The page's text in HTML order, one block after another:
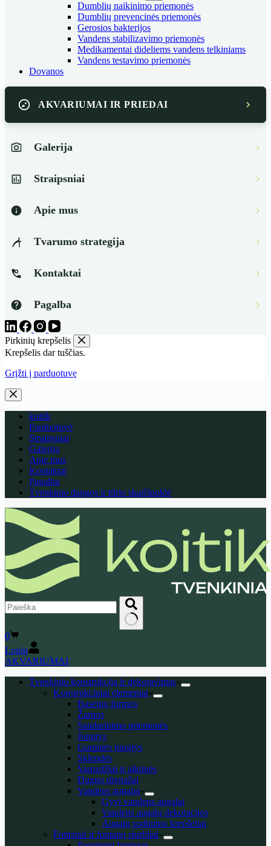
Dumblių naikinimo priemonės
Dumblių prevencinės priemonės
Gerosios bakterijos
Vandens stabilizavimo priemonės
Medikamentai dideliems vandens telkiniams
Vandens testavimo priemonės
Dovanos
AKVARIUMAI IR PRIEDAI
Galerija
Straipsniai
Apie mus
Tvarumo strategija
Kontaktai
Pagalba
Pirkinių krepšelis
Krepšelis dar tuščias.
Grįžti į parduotuvę
koitik
Parduotuvė
Straipsniai
Galerija
Apie mus
Kontaktai
Pagalba
Tvenkinio dangos ir tūrio skaičiuoklė
No
results
Shopping
cart
0
Login
AKVARIUMAI
Tvenkinio konstrukcija ir dekoravimas
Konstrukciniai elementai
Baseinų formos
Žarnos
Sandarinimo priemonės
Jungtys
Guminės jungtys
Sklendės
Vamzdžiai ir alkūnės
Dugno drenažai
Vandens augalai
Gyvi vandens augalai
Vandens augalų dekoracijos
Augalų sodinimo krepšeliai
Fontanai ir fontanų siurbliai